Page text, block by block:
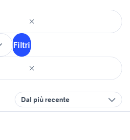
Filtri
Dal più recente